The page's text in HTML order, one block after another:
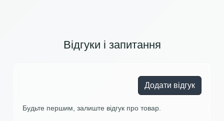
Відгуки і запитання
Додати відгук
Будьте першим, залиште відгук про товар.